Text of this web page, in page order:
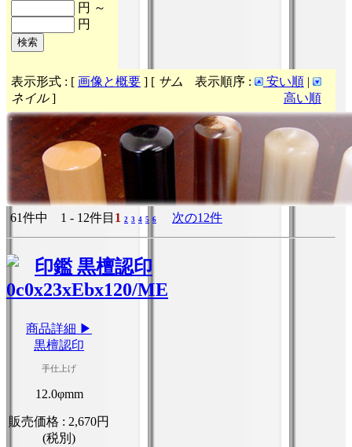
円 ～
円
表示形式 : [ 画像と概要 ] [ サム
ネイル]
表示順序 : 安い順|
高い順
61件中 1 - 12件目 1 2 3 4 5 6 次の12件
商品詳細 ▶
黒檀認印
手仕上げ
12.0φmm
販売価格 : 2,670円
(税別)